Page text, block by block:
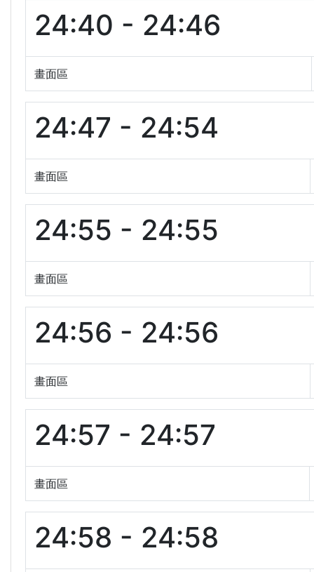
24:40 - 24:46
畫面區
24:47 - 24:54
畫面區
24:55 - 24:55
畫面區
24:56 - 24:56
畫面區
24:57 - 24:57
畫面區
24:58 - 24:58